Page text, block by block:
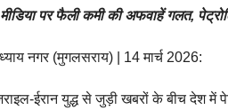
पर फैली कमी की अफवाहें गलत,
नगर (मुगलसराय) | 14 मार्च 2026:
ईरान युद्ध से जुड़ी खबरों के बीच देश